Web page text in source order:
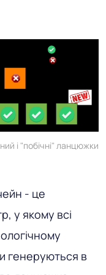
і "побічні" ланцюжки
- це
у якому всі
генеруються в